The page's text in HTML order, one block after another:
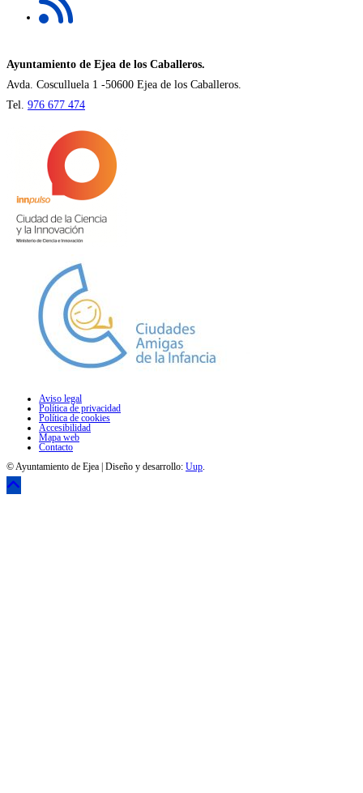
en
nueva
pestaña
Ayuntamiento de Ejea de los Caballeros.
Avda. Cosculluela 1 -50600 Ejea de los Caballeros.
Tel. 976 677 474
Aviso legal
Política de privacidad
Política de cookies
Accesibilidad
Mapa web
Contacto
© Ayuntamiento de Ejea | Diseño y desarrollo: Uup.